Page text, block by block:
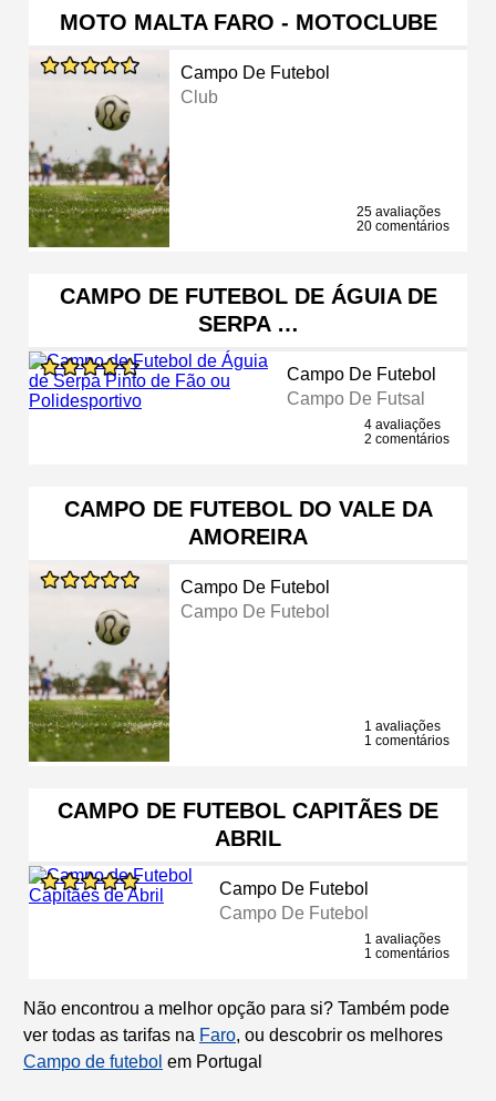
MOTO MALTA FARO - MOTOCLUBE
Campo De Futebol
Club
25 avaliações
20 comentários
CAMPO DE FUTEBOL DE ÁGUIA DE
SERPA …
Campo De Futebol
Campo De Futsal
4 avaliações
2 comentários
CAMPO DE FUTEBOL DO VALE DA
AMOREIRA
Campo De Futebol
Campo De Futebol
1 avaliações
1 comentários
CAMPO DE FUTEBOL CAPITÃES DE
ABRIL
Campo De Futebol
Campo De Futebol
1 avaliações
1 comentários
Não encontrou a melhor opção para si? Também pode
ver todas as tarifas na Faro, ou descobrir os melhores
Campo de futebol em Portugal